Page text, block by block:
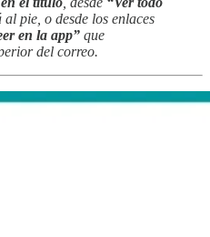
al pie, o desde los enlaces
en la app” que
del correo.